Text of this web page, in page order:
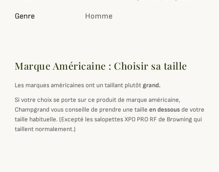
Genre Homme
Marque Américaine : Choisir sa taille
Les marques américaines ont un taillant plutôt grand.
Si votre choix se porte sur ce produit de marque américaine,
Champgrand vous conseille de prendre une taille en dessousde votre
taille habituelle. (Excepté les salopettes XPO PRO RF de Browning qui
taillent normalement.)